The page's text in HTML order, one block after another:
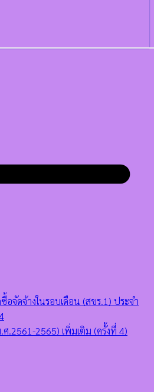
จัดจ้างในรอบเดือน (สขร.1) ประจำ
2565) เพิ่มเติม (ครั้งที่ 4)